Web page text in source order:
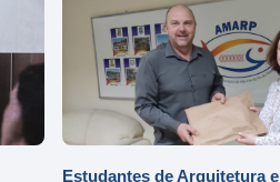
Estudantes de Arquitetura e